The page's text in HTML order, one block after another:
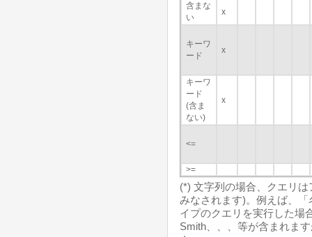
含まな
い
x
キーワ
ード
x
キーワ
ード
(含ま
ない)
x
<=
>=
(*) 文字列の場合、クエリ
みなされます)。例えば、
イプのクエリを実行した場
Smith、、、等が含まれま